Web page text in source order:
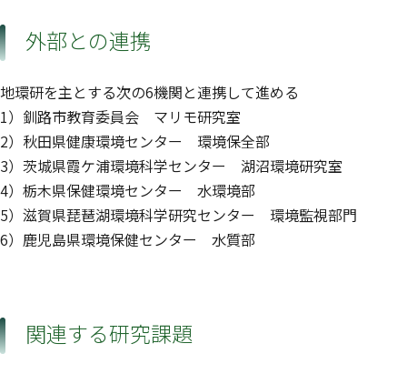
外部との連携
地環研を主とする次の6機関と連携して進める
1）釧路市教育委員会 マリモ研究室
2）秋田県健康環境センター 環境保全部
3）茨城県霞ケ浦環境科学センター 湖沼環境研究室
4）栃木県保健環境センター 水環境部
5）滋賀県琵琶湖環境科学研究センター 環境監視部門
6）鹿児島県環境保健センター 水質部
関連する研究課題